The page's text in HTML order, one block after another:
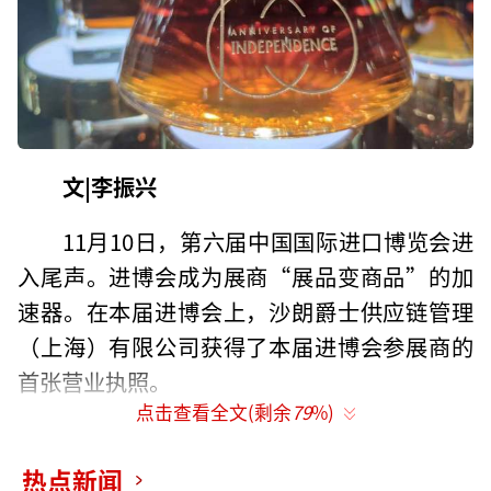
文|李振兴
11月10日，第六届中国国际进口博览会进
入尾声。进博会成为展商“展品变商品”的加
速器。在本届进博会上，沙朗爵士供应链管理
（上海）有限公司获得了本届进博会参展商的
首张营业执照。
限公司是由来自格鲁吉亚的沙朗爵士公司与上
点击查看全文(剩余79%)
热点新闻